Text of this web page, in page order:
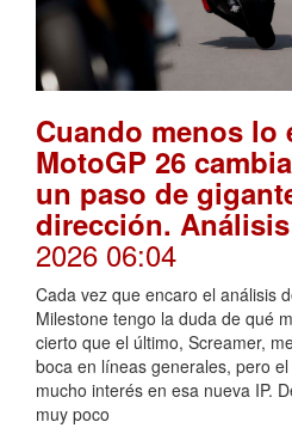
Cuando menos lo
MotoGP 26
un paso de
dirección. Análisis
2026 06:04
Cada vez que encaro el análisis
Milestone tengo la duda de qué
cierto que el último, Screamer,
boca en líneas generales, pero
mucho interés en esa nueva IP.
muy poco